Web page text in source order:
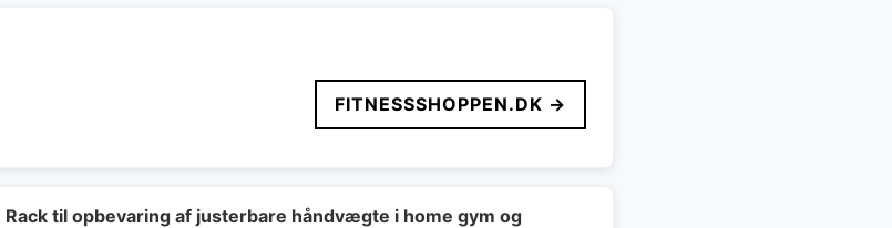
FITNESSSHOPPEN.DK →
til opbevaring af justerbare håndvægte i home gym og